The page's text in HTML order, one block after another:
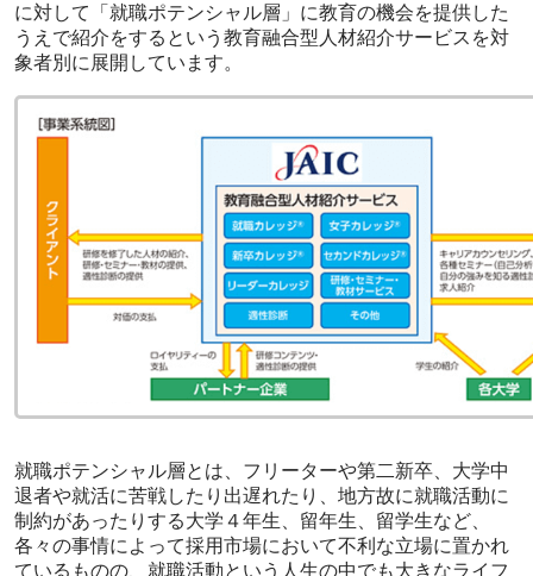
に対して「就職ポテンシャル層」に教育の機会を提供した
うえで紹介をするという教育融合型人材紹介サービスを対
象者別に展開しています。
就職ポテンシャル層とは、フリーターや第二新卒、大学中
退者や就活に苦戦したり出遅れたり、地方故に就職活動に
制約があったりする大学４年生、留年生、留学生など、
各々の事情によって採用市場において不利な立場に置かれ
ているものの、就職活動という人生の中でも大きなライフ